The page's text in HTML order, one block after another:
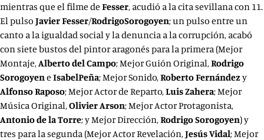
mientras que el filme de Fesser, acudió a la cita sevillana con 11.
El pulso Javier Fesser/RodrigoSorogoyen; un pulso entre un
canto a la igualdad social y la denuncia a la corrupción, acabó
con siete bustos del pintor aragonés para la primera (Mejor
Montaje,Alberto del Campo; Mejor Guión Original,Rodrigo
Sorogoyene IsabelPeña; Mejor Sonido,Roberto Fernándezy
Alfonso Raposo; Mejor Actor de Reparto,Luis Zahera; Mejor
Música Original,Olivier Arson; Mejor Actor Protagonista,
Antonio de la Torre; y Mejor Dirección,Rodrigo Sorogoyen) y
tres para la segunda (Mejor Actor Revelación,Jesús Vidal; Mejor